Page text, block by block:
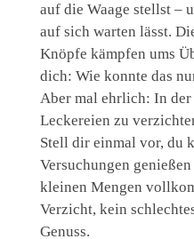
auf die Waage stellst –
auf sich warten lässt.
Knöpfe kämpfen ums
dich: Wie konnte das
Aber mal ehrlich: In
Leckereien zu
Stell dir einmal vor, du
Versuchungen
kleinen Mengen
Verzicht, kein
Genuss.